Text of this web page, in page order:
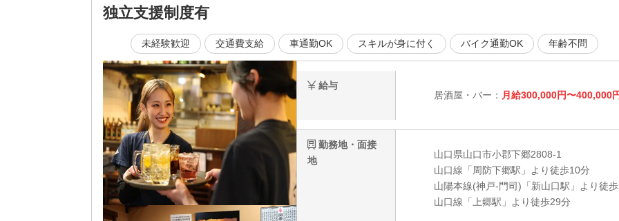
独立支援制度有
未経験歓迎 交通費支給 車通勤OK スキルが身に付く バイク通勤OK 年齢不問
給与
居酒屋・バー： 月給300,000円〜400,000
勤務地・面接
地
山口県山口市小郡下郷2808-1
山口線「周防下郷駅」より徒歩10分
山陽本線(神戸-門司)「新山口駅」より徒
山口線「上郷駅」より徒歩29分